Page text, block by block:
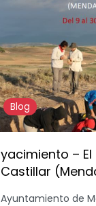
Blog
yacimiento – El
Castillar
Ayuntamiento de